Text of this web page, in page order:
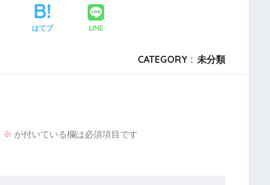
はてブ LINE
CATEGORY : 未分類
※ が付いている欄は必須項目です